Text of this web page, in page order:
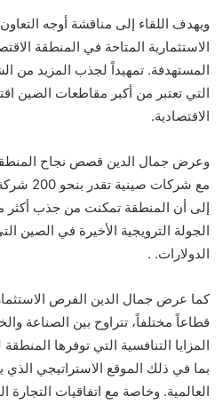
ويهدف اللقاء إلى مناقشة أوجه
الاستثمارية المتاحة في المنطقة
المستهدفة. تمهيداً لجذب المزيد من
التي تعتبر من أكبر مقاطعات الصين
الاقتصادية.
وعرض جمال الدين قصص نجاح
مع
الجولة الترويجية الأخيرة في الصين
الدولارات. .
قطاعاً مختلفاً، تتراوح بين الصناعة
المزايا التنافسية التي توفرها
بما في ذلك الموقع الاستراتيجي الذي
العالمية. وخاصة مع اتفاقيات التجارة